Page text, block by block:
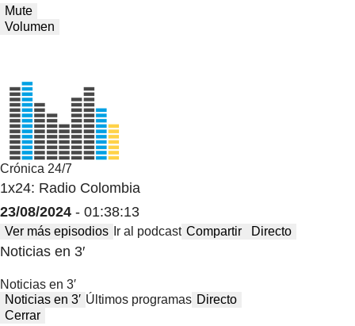
Mute
Volumen
Crónica 24/7
1x24: Radio Colombia
23/08/2024 - 01:38:13
Ver más episodios Ir al podcast Compartir Directo
Noticias en 3′
Noticias en 3′
Noticias en 3′ Últimos programas Directo
Cerrar